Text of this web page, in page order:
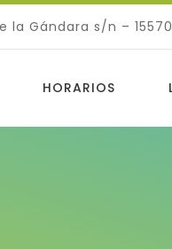
la Gándara s/n –
HORARIOS